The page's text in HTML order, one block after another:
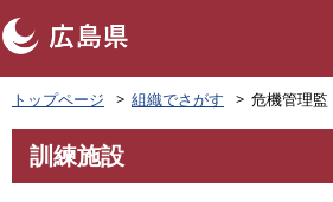
ペ
ー
ジ
先
トップページ 組織でさがす 危機管理監
文
訓練施設